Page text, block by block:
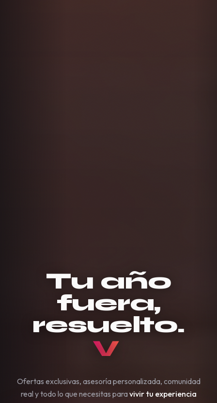
Tu año
fuera,
resuelto.
Papeleo.
Ofertas exclusivas, asesoría personalizada, comunidad
real y todo lo que necesitas paravivir tu experiencia